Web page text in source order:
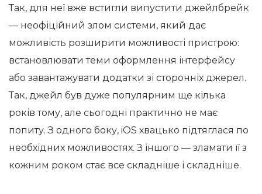
Так, для неї вже встигли випустити джейлбрейк
— неофіційний злом системи, який дає
можливість розширити можливості пристрою:
встановлювати теми оформлення інтерфейсу
або завантажувати додатки зі сторонніх джерел.
Так, джейл був дуже популярним ще кілька
років тому, але сьогодні практично не має
попиту. З одного боку, iOS хвацько підтяглася по
необхідних можливостях. З іншого — зламати її з
кожним роком стає все складніше і складніше.